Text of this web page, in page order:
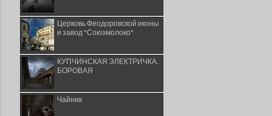
Церковь Феодоровской иконы
и завод "Союзмолоко"
КУПЧИНСКАЯ ЭЛЕКТРИЧКА.
БОРОВАЯ
Чайник